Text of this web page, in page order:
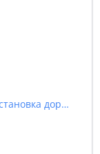
Содержание дорог, разметка дорог, установка дорожных знаков